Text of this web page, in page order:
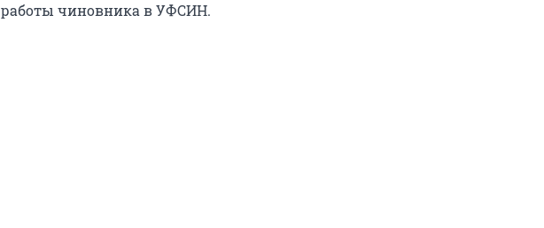
работы чиновника в УФСИН.